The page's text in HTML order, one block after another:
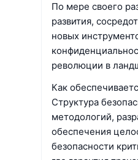
По мере своего
развития,
новых
революции в
Как
Структура
методологий,
обеспечения
безопасности